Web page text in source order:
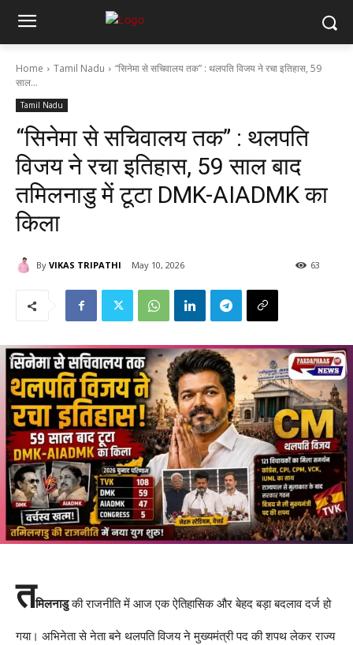
Home Tamil Nadu
“सिनेमा से सचिवालय तक” : थलपति विजय ने रचा इतिहास, 59
साल...
Tamil Nadu
“सिनेमा से सचिवालय तक” : थलपति
विजय ने रचा इतिहास, 59 साल बाद
तमिलनाडु में टूटा DMK-AIADMK का
किला
By VIKAS TRIPATHI May 10, 2026 63
तमिलनाडुकी राजनीति में आज एक ऐतिहासिक और बेहद बड़ा बदलाव दर्ज हो
गया। अभिनेता से नेता बने थलपति विजय ने मुख्यमंत्री पद की शपथ लेकर राज्य